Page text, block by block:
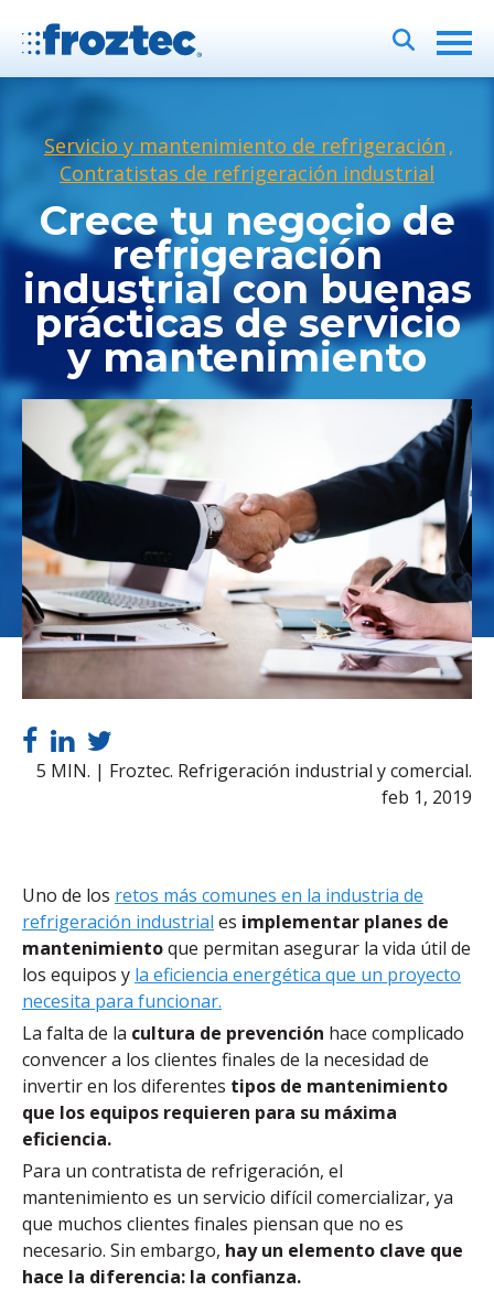
Servicio y mantenimiento de refrigeración ,
Contratistas de refrigeración industrial
Crece tu negocio de
refrigeración
industrial con buenas
prácticas de servicio
y mantenimiento
5 MIN. | Froztec. Refrigeración industrial y comercial.
feb 1, 2019
Uno de los retos más comunes en la industria de
refrigeración industrial es implementar planes de
mantenimientoque permitan asegurar la vida útil de
los equipos y la eficiencia energética que un proyecto
necesita para funcionar.
La falta de la cultura de prevención hace complicado
convencer a los clientes finales de la necesidad de
invertir en los diferentes tipos de mantenimiento
que los equipos requieren para su máxima
eficiencia.
Para un contratista de refrigeración, el
mantenimiento es un servicio difícil comercializar, ya
que muchos clientes finales piensan que no es
necesario. Sin embargo, hay un elemento clave que
hace la diferencia: la confianza.